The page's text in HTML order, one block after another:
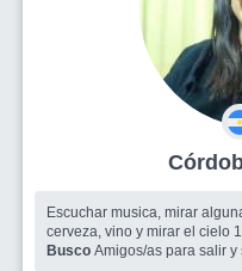
Escuchar musica, mirar
cerveza, vino y mirar el cielo
Busco Amigos/as para salir